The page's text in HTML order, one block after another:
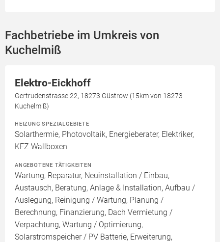
Fachbetriebe im Umkreis von
Kuchelmiß
Elektro-Eickhoff
Gertrudenstrasse 22, 18273 Güstrow (15km von 18273
Kuchelmiß)
HEIZUNG SPEZIALGEBIETE
Solarthermie, Photovoltaik, Energieberater, Elektriker,
KFZ Wallboxen
ANGEBOTENE TÄTIGKEITEN
Wartung, Reparatur, Neuinstallation / Einbau,
Austausch, Beratung, Anlage & Installation, Aufbau /
Auslegung, Reinigung / Wartung, Planung /
Berechnung, Finanzierung, Dach Vermietung /
Verpachtung, Wartung / Optimierung,
Solarstromspeicher / PV Batterie, Erweiterung,